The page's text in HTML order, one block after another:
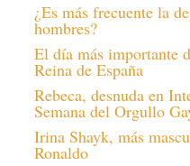
¿Es más frecuente la
hombres?
El día más importante
Reina de España
Rebeca, desnuda en
Semana del Orgullo
Irina Shayk, más
Ronaldo